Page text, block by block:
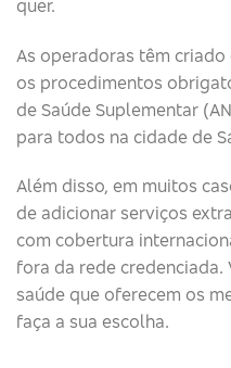
quer.
As operadoras têm
os procedimentos
de Saúde Suplementar
para todos na cidade de
Além disso, em muitos
de adicionar serviços
com cobertura
fora da rede credenciada.
saúde que oferecem os
faça a sua escolha.